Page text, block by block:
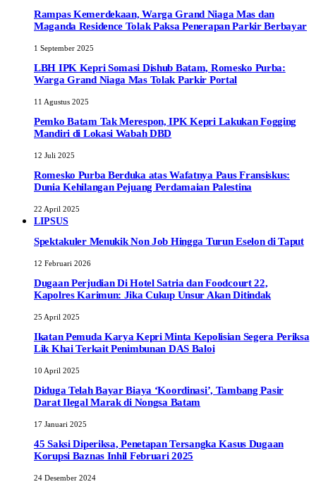
Rampas Kemerdekaan, Warga Grand Niaga Mas dan
Maganda Residence Tolak Paksa Penerapan Parkir Berbayar
1 September 2025
LBH IPK Kepri Somasi Dishub Batam, Romesko Purba:
Warga Grand Niaga Mas Tolak Parkir Portal
11 Agustus 2025
Pemko Batam Tak Merespon, IPK Kepri Lakukan Fogging
Mandiri di Lokasi Wabah DBD
12 Juli 2025
Romesko Purba Berduka atas Wafatnya Paus Fransiskus:
Dunia Kehilangan Pejuang Perdamaian Palestina
22 April 2025
LIPSUS
Spektakuler Menukik Non Job Hingga Turun Eselon di Taput
12 Februari 2026
Dugaan Perjudian Di Hotel Satria dan Foodcourt 22,
Kapolres Karimun: Jika Cukup Unsur Akan Ditindak
25 April 2025
Ikatan Pemuda Karya Kepri Minta Kepolisian Segera Periksa
Lik Khai Terkait Penimbunan DAS Baloi
10 April 2025
Diduga Telah Bayar Biaya ‘Koordinasi’, Tambang Pasir
Darat Ilegal Marak di Nongsa Batam
17 Januari 2025
45 Saksi Diperiksa, Penetapan Tersangka Kasus Dugaan
Korupsi Baznas Inhil Februari 2025
24 Desember 2024